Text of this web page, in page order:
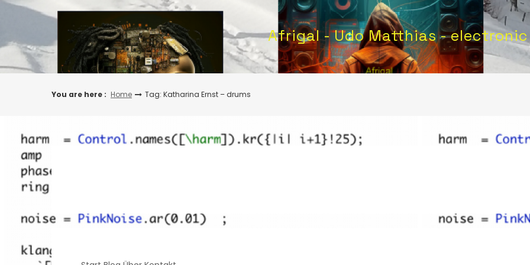
Skip
Afrigal - Udo Matthias - electronic
You are here : Home Tag: Katharina Ernst – drums